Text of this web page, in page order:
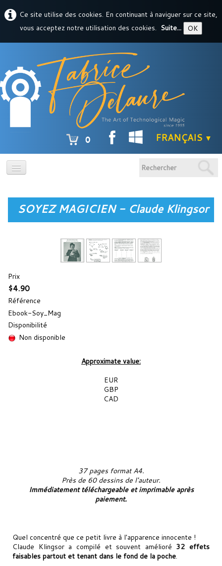
Ce site utilise des cookies. En continuant à naviguer sur ce site,
vous acceptez notre utilisation des cookies. Suite... OK
0 FRANÇAIS ▼
PRODUITS ▼
TEMOIGNAGES
SOYEZ MAGICIEN - Claude Klingsor
Prix
$4.90
Référence
Ebook-Soy_Mag
Disponibilité
Non disponible
Approximate value:
EUR
GBP
CAD
37 pages format A4.
Près de 60 dessins de l'auteur.
Immédiatement téléchargeable et imprimable après
paiement.
Quel concentré que ce petit livre à l'apparence innocente !
Claude Klingsor a compilé et souvent amélioré 32 effets
faisables partout et tenant dans le fond de la poche.